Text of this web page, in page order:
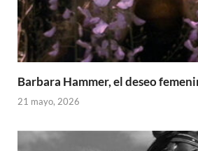
Barbara Hammer, el deseo
21 mayo, 2026